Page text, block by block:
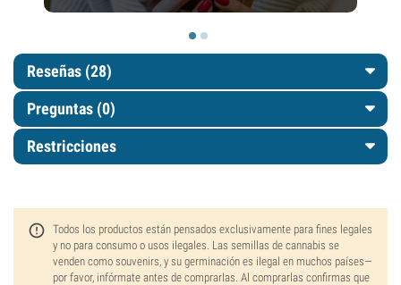
Reseñas (28)
Preguntas (0)
Restricciones
Todos los productos están pensados exclusivamente para fines legales
y no para consumo o usos ilegales. Las semillas de cannabis se
venden como souvenirs, y su germinación es ilegal en muchos países—
por favor, infórmate antes de comprarlas. Al comprarlas confirmas que